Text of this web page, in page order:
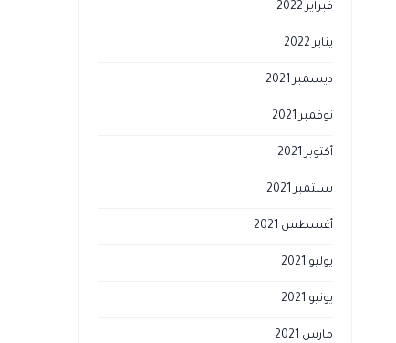
فبراير 2022
يناير 2022
ديسمبر 2021
نوفمبر 2021
أكتوبر 2021
سبتمبر 2021
أغسطس 2021
يوليو 2021
يونيو 2021
مارس 2021